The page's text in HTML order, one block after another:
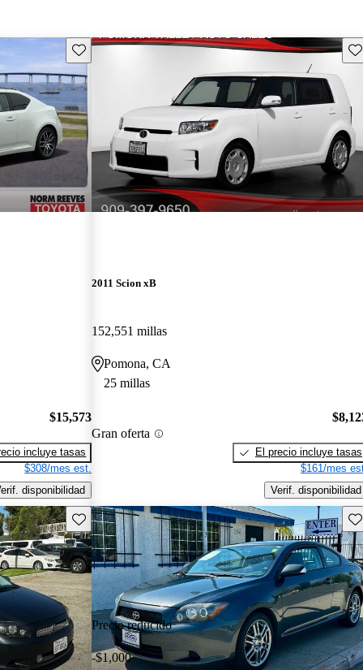
Guarda este Aviso
$15,573
incluye tasas
$308/mes est.
disponibilidad
2011 Scion xB
152,551 millas
Pomona, CA
25 millas
Gran oferta
El precio incluye tasas
$161/mes
Verif. disponibilidad
Guarda este Aviso
Precio reducido
-$1,000